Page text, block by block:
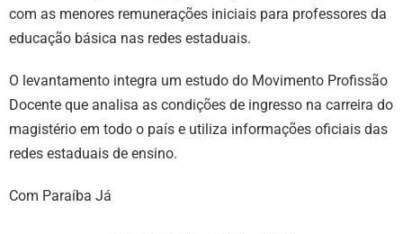
com as menores remunerações iniciais para professores da
educação básica nas redes estaduais.
O levantamento integra um estudo do Movimento Profissão
Docente que analisa as condições de ingresso na carreira do
magistério em todo o país e utiliza informações oficiais das
redes estaduais de ensino.
Com Paraíba Já